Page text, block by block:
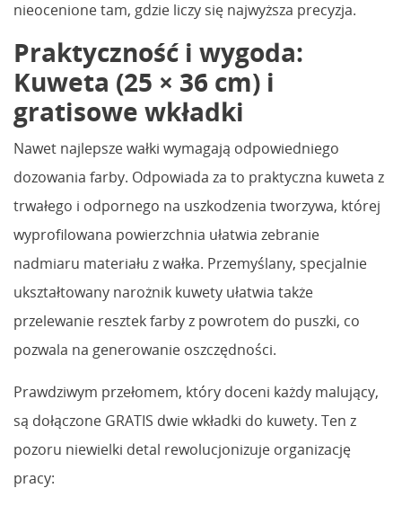
nieocenione tam, gdzie liczy się najwyższa precyzja.
Praktyczność i wygoda:
Kuweta (25 × 36 cm) i
gratisowe wkładki
Nawet najlepsze wałki wymagają odpowiedniego
dozowania farby. Odpowiada za to praktyczna kuweta z
trwałego i odpornego na uszkodzenia tworzywa, której
wyprofilowana powierzchnia ułatwia zebranie
nadmiaru materiału z wałka. Przemyślany, specjalnie
ukształtowany narożnik kuwety ułatwia także
przelewanie resztek farby z powrotem do puszki, co
pozwala na generowanie oszczędności.
Prawdziwym przełomem, który doceni każdy malujący,
są dołączone GRATIS dwie wkładki do kuwety. Ten z
pozoru niewielki detal rewolucjonizuje organizację
pracy: